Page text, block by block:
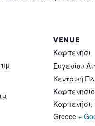
VENUE
Καρπενήσι
Ευγενίου
Κεντρική
Καρπενήσι,
Greece +